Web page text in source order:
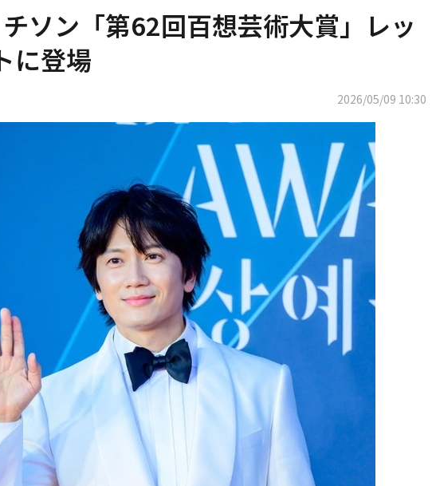
チソン「第62回百想芸術大賞」レッ
に登場
2026/05/09 10:30